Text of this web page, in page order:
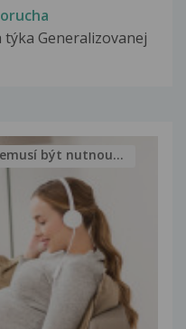
Generalizovanej
být nutnou...